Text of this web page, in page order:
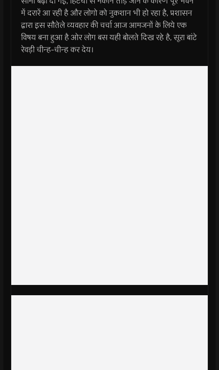
में दरारें आ रही है और लोगो को नुकशान भी हो रहा है, प्रशासन
द्वारा इस सौतेले व्यवहार की चर्चा आज आमजनों के लिये एक
विषय बना हुआ है ओर लोग बस यही बोलते दिख रहे है, सूरा बांटे
रेवड़ी चीन्ह-चीन्ह कर देय।